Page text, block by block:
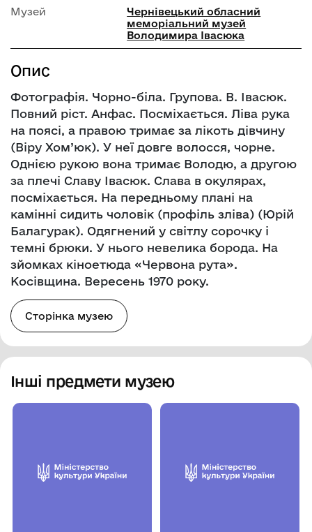
Музей
Чернівецький обласний
меморіальний музей
Володимира Івасюка
Опис
Фотографія. Чорно-біла. Групова. В. Івасюк.
Повний ріст. Анфас. Посміхається. Ліва рука
на поясі, а правою тримає за лікоть дівчину
(Віру Хом’юк). У неї довге волосся, чорне.
Однією рукою вона тримає Володю, а другою
за плечі Славу Івасюк. Слава в окулярах,
посміхається. На передньому плані на
камінні сидить чоловік (профіль зліва) (Юрій
Балагурак). Одягнений у світлу сорочку і
темні брюки. У нього невелика борода. На
зйомках кіноетюда «Червона рута».
Косівщина. Вересень 1970 року.
Сторінка музею
Інші предмети музею